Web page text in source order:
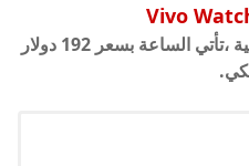
Vivo
تأتي الساعة بسعر 192 دولار